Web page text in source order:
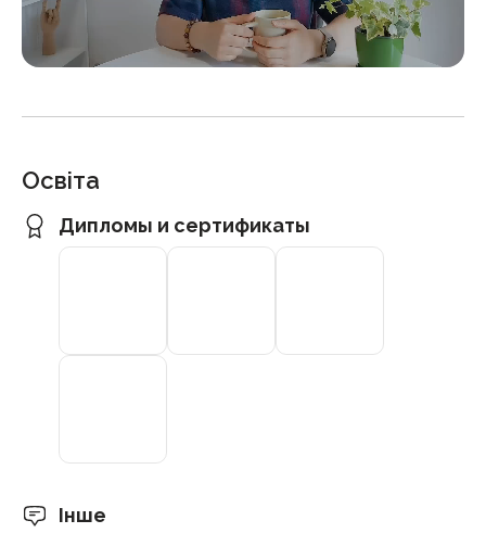
Освіта
Дипломы и сертификаты
Інше